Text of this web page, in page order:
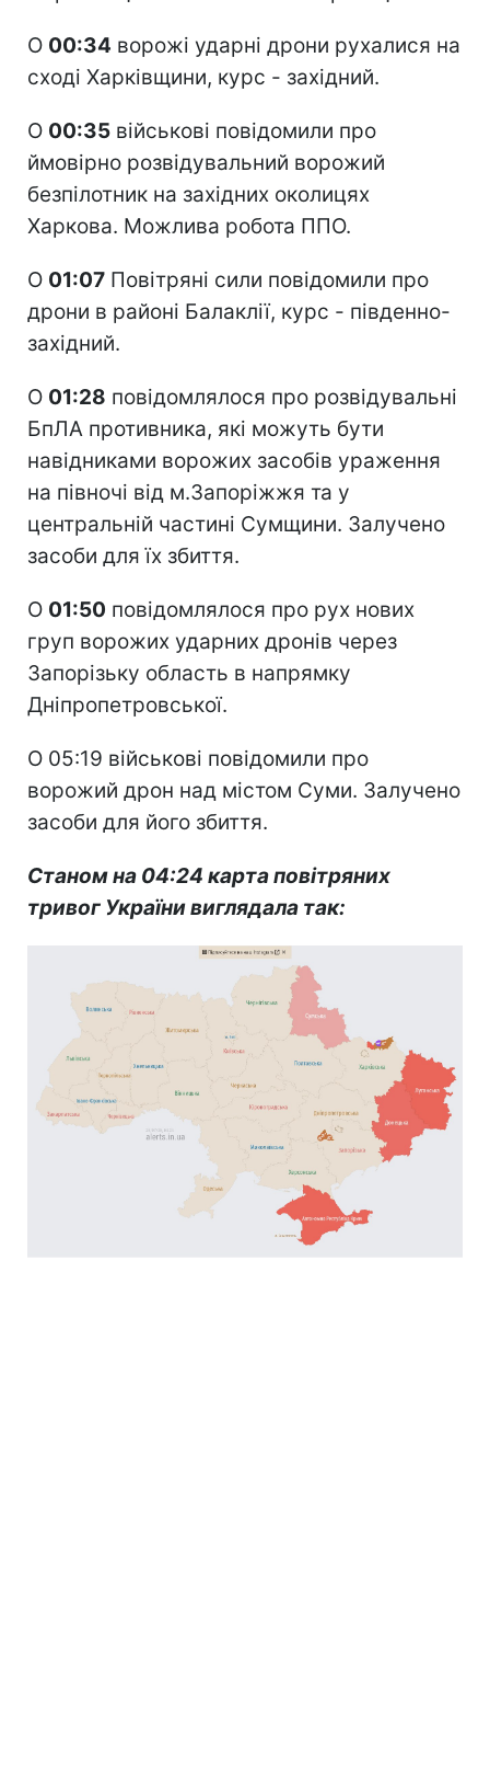
О 00:34 ворожі ударні дрони рухалися на
сході Харківщини, курс - західний.
О 00:35 військові повідомили про
ймовірно розвідувальний ворожий
безпілотник на західних околицях
Харкова. Можлива робота ППО.
О 01:07 Повітряні сили повідомили про
дрони в районі Балаклії, курс - південно-
західний.
О 01:28 повідомлялося про розвідувальні
БпЛА противника, які можуть бути
навідниками ворожих засобів ураження
на півночі від м.Запоріжжя та у
центральній частині Сумщини. Залучено
засоби для їх збиття.
О 01:50 повідомлялося про рух нових
груп ворожих ударних дронів через
Запорізьку область в напрямку
Дніпропетровської.
О 05:19 військові повідомили про
ворожий дрон над містом Суми. Залучено
засоби для його збиття.
Станом на 04:24 карта повітряних
тривог України виглядала так: